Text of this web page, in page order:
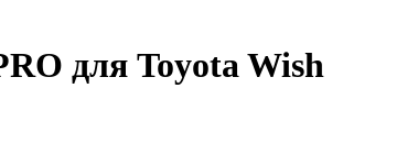
для Toyota Wish